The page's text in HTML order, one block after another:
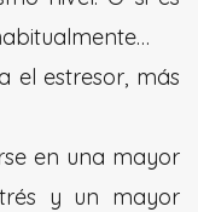
el estresor, más
en una mayor
y un mayor